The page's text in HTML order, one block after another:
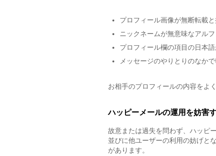
プロフィール画像が無断転載
ニックネームが無意味なアル
プロフィール欄の項目の日本
メッセージのやりとりのなか
お相手のプロフィールの内容をよ
ハッピーメールの運用を妨害
故意または過失を問わず、ハッピ
並びに他ユーザーの利用の妨げと
があります。